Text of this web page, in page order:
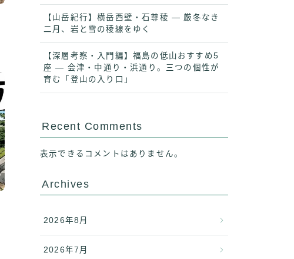
【山岳紀行】横岳西壁・石尊稜 ― 厳冬なき
二月、岩と雪の稜線をゆく
【深層考察・入門編】福島の低山おすすめ5
座 ― 会津・中通り・浜通り。三つの個性が
育む「登山の入り口」
Recent Comments
表示できるコメントはありません。
Archives
2026年8月
2026年7月